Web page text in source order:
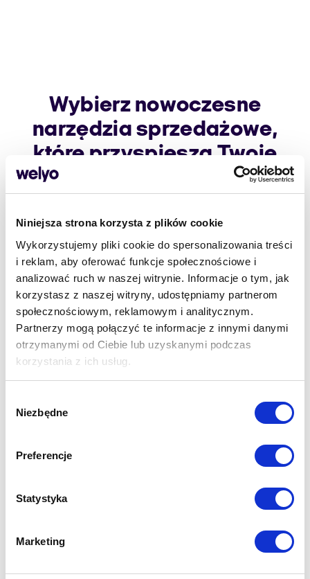
Niniejsza strona korzysta z plików cookie
Wykorzystujemy pliki cookie do spersonalizowania treści
i reklam, aby oferować funkcje społecznościowe i
analizować ruch w naszej witrynie. Informacje o tym, jak
korzystasz z naszej witryny, udostępniamy partnerom
społecznościowym, reklamowym i analitycznym.
Partnerzy mogą połączyć te informacje z innymi danymi
otrzymanymi od Ciebie lub uzyskanymi podczas
korzystania z ich usług.
zgody
Niezbędne
Preferencje
Statystyka
Marketing
Wybierz nowoczesne
narzędzia sprzedażowe,
które przyspieszą Twoje
pozwolą Ci zwiększyć efektywność zespołu.
Sprzedawaj szybciej, skuteczniej i z lepszymi wynikami,
za co odpowiedzialne będą systemy zarządzania
sprzedażą.
Inteligentne zarządzanie leadami
Wszystkie kontakty i historia interakcji w
jednym miejscu, co pozwala na
etapach sprzedaży, dzięki czemu nie tracisz
żadnej szansy na finalizację transakcji.
efektywności